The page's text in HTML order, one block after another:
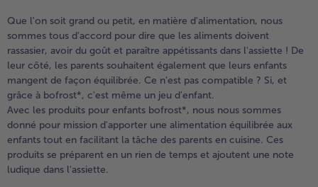
- 5 € à l’achat de 7 menus au choix
Que l'on soit grand ou petit, en matière d'alimentation, nous
sommes tous d'accord pour dire que les aliments doivent
rassasier, avoir du goût et paraître appétissants dans l'assiette ! De
leur côté, les parents souhaitent également que leurs enfants
mangent de façon équilibrée. Ce n'est pas compatible ? Si, et
grâce à bofrost*, c'est même un jeu d'enfant.
Avec les produits pour enfants bofrost*, nous nous sommes
donné pour mission d'apporter une alimentation équilibrée aux
enfants tout en facilitant la tâche des parents en cuisine. Ces
produits se préparent en un rien de temps et ajoutent une note
ludique dans l'assiette.